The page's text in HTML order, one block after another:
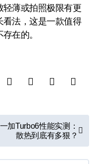
薄或拍照极限有更
看法，这是一款值得
在的。
一加Turbo6性能实测：
散热到底有多狠？